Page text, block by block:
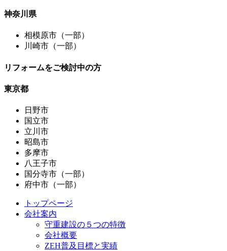
神奈川県
相模原市（一部）
川崎市（一部）
リフォームをご検討中の方
東京都
日野市
国立市
立川市
昭島市
多摩市
八王子市
国分寺市（一部）
府中市（一部）
トップページ
会社案内
守重建設の５つの特徴
会社概要
ZEH普及目標と実績